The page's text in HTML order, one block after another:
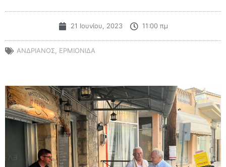
21 Ιουνίου, 2023 11:00 πμ
ΑΝΔΡΙΑΝΟΣ, ΕΡΜΙΟΝΙΔΑ